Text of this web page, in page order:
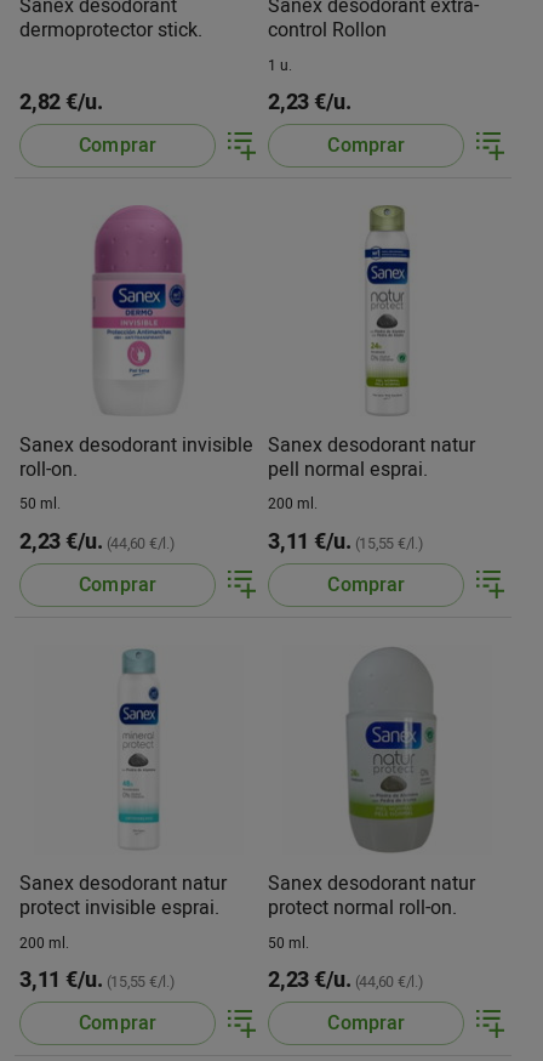
Sanex desodorant
dermoprotector stick.
2,82 €/u.
Comprar
Sanex desodorant extra-
control Rollon
1 u.
2,23 €/u.
Comprar
Sanex desodorant invisible
roll-on.
50 ml.
2,23 €/u. (44,60 €/l.)
Comprar
Sanex desodorant natur
pell normal esprai.
200 ml.
3,11 €/u. (15,55 €/l.)
Comprar
Sanex desodorant natur
protect invisible esprai.
200 ml.
3,11 €/u. (15,55 €/l.)
Comprar
Sanex desodorant natur
protect normal roll-on.
50 ml.
2,23 €/u. (44,60 €/l.)
Comprar